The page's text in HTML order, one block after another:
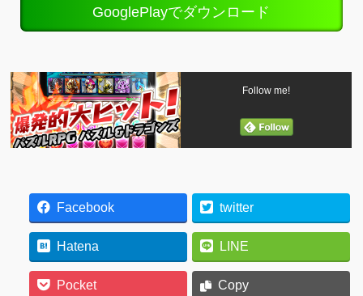
GooglePlayでダウンロード
Follow me!
Facebook twitter
Hatena LINE
Pocket Copy